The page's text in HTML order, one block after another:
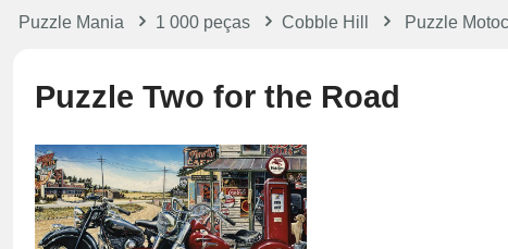
Puzzle Mania 1 000 peças Cobble Hill Puzzle
Puzzle Two for the Road